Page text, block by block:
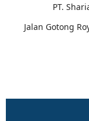
PT.
Jalan Gotong